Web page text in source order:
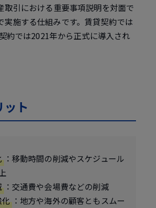
取引における重要事項説明を対面で
実施する仕組みです。賃貸契約では
約では2021年から正式に導入され
ト
：移動時間の削減やスケジュール
：交通費や会場費などの削減
：地方や海外の顧客ともスムー